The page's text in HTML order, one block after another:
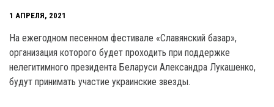
1 АПРЕЛЯ, 2021
На ежегодном песенном фестивале «Славянский базар»,
организация которого будет проходить при поддержке
нелегитимного президента Беларуси Александра Лукашенко,
будут принимать участие украинские звезды.